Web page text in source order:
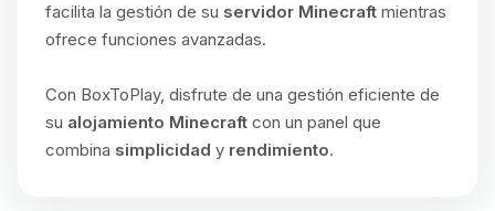
facilita la gestión de su servidor Minecraft mientras
ofrece funciones avanzadas.
Con BoxToPlay, disfrute de una gestión eficiente de
su alojamiento Minecraft con un panel que
combina simplicidad y rendimiento.